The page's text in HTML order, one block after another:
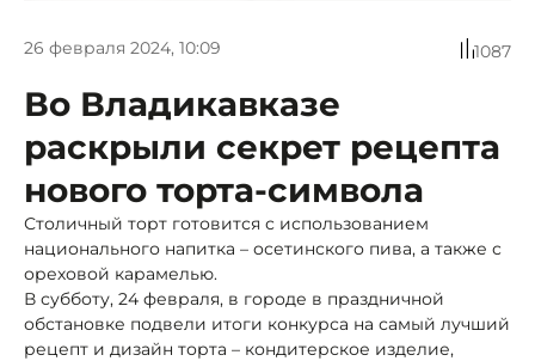
26 февраля 2024, 10:09 1087
Во Владикавказе
раскрыли секрет рецепта
нового торта-символа
Столичный торт готовится с использованием
национального напитка – осетинского пива, а также с
ореховой карамелью.
В субботу, 24 февраля, в городе в праздничной
обстановке подвели итоги конкурса на самый лучший
рецепт и дизайн торта – кондитерское изделие,